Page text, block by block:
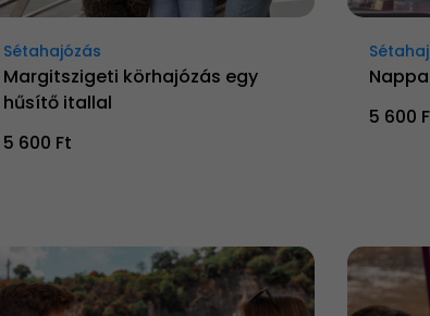
Sétahajózás
Margitszigeti körhajózás egy
hűsítő itallal
5 600 Ft
5 600